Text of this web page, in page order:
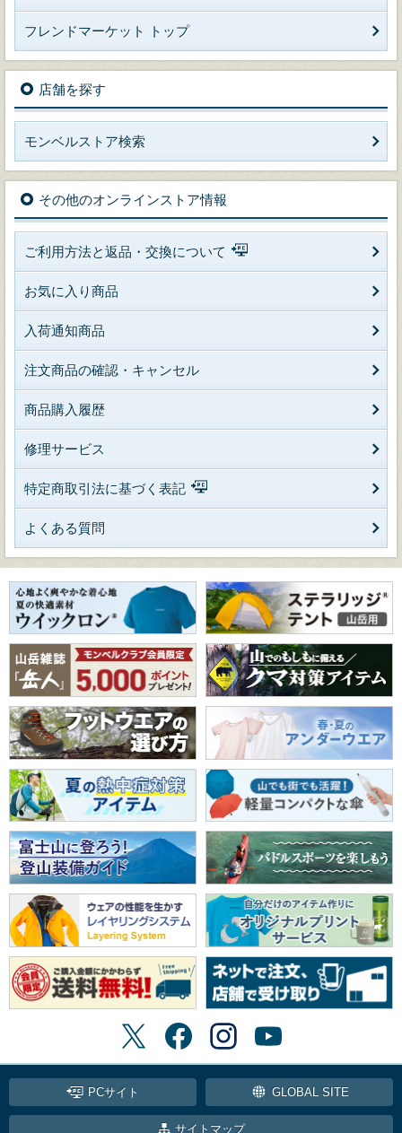
フレンドマーケット トップ
店舗を探す
モンベルストア検索
その他のオンラインストア情報
ご利用方法と返品・交換について
お気に入り商品
入荷通知商品
注文商品の確認・キャンセル
商品購入履歴
修理サービス
特定商取引法に基づく表記
よくある質問
PCサイト GLOBAL SITE
サイトマップ